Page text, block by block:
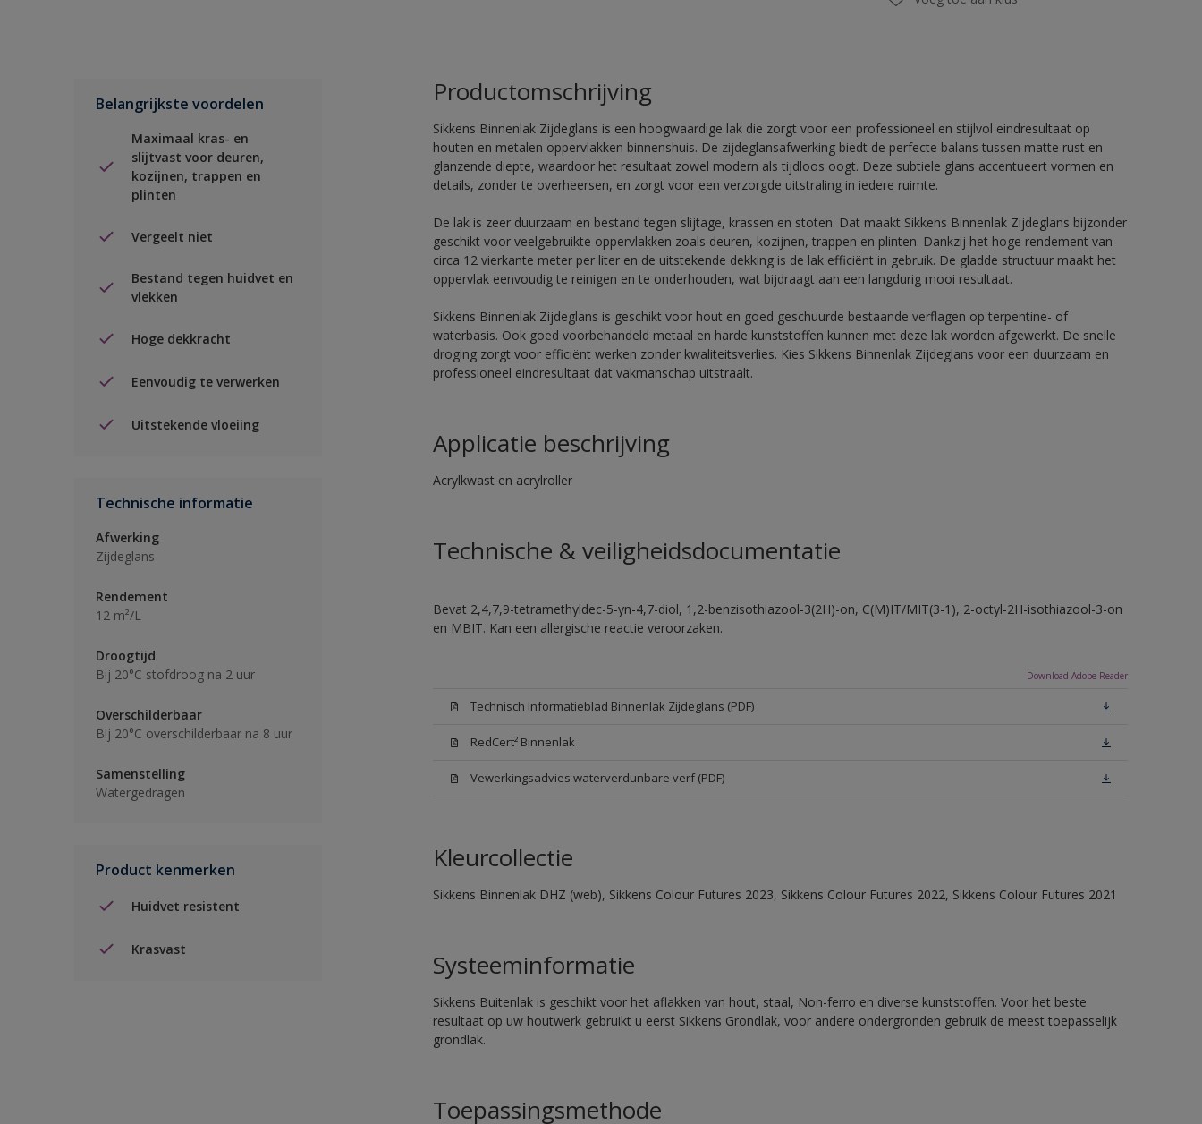
Belangrijkste voordelen
Maximaal kras- en
slijtvast voor deuren,
kozijnen, trappen en
plinten
Vergeelt niet
Bestand tegen huidvet en
vlekken
Hoge dekkracht
Eenvoudig te verwerken
Uitstekende vloeiing
Technische informatie
Afwerking
Zijdeglans
Rendement
12 m²/L
Droogtijd
Bij 20°C stofdroog na 2 uur
Overschilderbaar
Bij 20°C overschilderbaar na 8 uur
Samenstelling
Watergedragen
Product kenmerken
Huidvet resistent
Krasvast
Productomschrijving
Sikkens Binnenlak Zijdeglans is een hoogwaardige lak die zorgt voor een professioneel en stijlvol eindresultaat op
houten en metalen oppervlakken binnenshuis. De zijdeglansafwerking biedt de perfecte balans tussen matte rust en
glanzende diepte, waardoor het resultaat zowel modern als tijdloos oogt. Deze subtiele glans accentueert vormen en
details, zonder te overheersen, en zorgt voor een verzorgde uitstraling in iedere ruimte.
De lak is zeer duurzaam en bestand tegen slijtage, krassen en stoten. Dat maakt Sikkens Binnenlak Zijdeglans bijzonder
geschikt voor veelgebruikte oppervlakken zoals deuren, kozijnen, trappen en plinten. Dankzij het hoge rendement van
circa 12 vierkante meter per liter en de uitstekende dekking is de lak efficiënt in gebruik. De gladde structuur maakt het
oppervlak eenvoudig te reinigen en te onderhouden, wat bijdraagt aan een langdurig mooi resultaat.
Sikkens Binnenlak Zijdeglans is geschikt voor hout en goed geschuurde bestaande verflagen op terpentine- of
waterbasis. Ook goed voorbehandeld metaal en harde kunststoffen kunnen met deze lak worden afgewerkt. De snelle
droging zorgt voor efficiënt werken zonder kwaliteitsverlies. Kies Sikkens Binnenlak Zijdeglans voor een duurzaam en
professioneel eindresultaat dat vakmanschap uitstraalt.
Applicatie beschrijving
Acrylkwast en acrylroller
Technische & veiligheidsdocumentatie
Bevat 2,4,7,9-tetramethyldec-5-yn-4,7-diol, 1,2-benzisothiazool-3(2H)-on, C(M)IT/MIT(3-1), 2-octyl-2H-isothiazool-3-on
en MBIT. Kan een allergische reactie veroorzaken.
Download Adobe Reader
Technisch Informatieblad Binnenlak Zijdeglans (PDF)
RedCert² Binnenlak
Vewerkingsadvies waterverdunbare verf (PDF)
Kleurcollectie
Sikkens Binnenlak DHZ (web), Sikkens Colour Futures 2023, Sikkens Colour Futures 2022, Sikkens Colour Futures 2021
Systeeminformatie
Sikkens Buitenlak is geschikt voor het aflakken van hout, staal, Non-ferro en diverse kunststoffen. Voor het beste
resultaat op uw houtwerk gebruikt u eerst Sikkens Grondlak, voor andere ondergronden gebruik de meest toepasselijk
grondlak.
Toepassingsmethode